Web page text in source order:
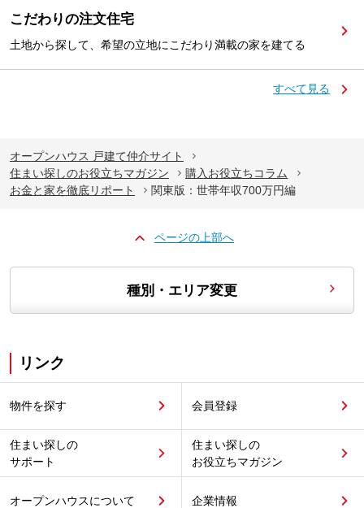
こだわりの注文住宅
土地から探して、希望の立地にこだわり満載の家を建てる
すべて見る
オープンハウス 戸建て仲介サイト
住まい探しのお役立ちマガジン
購入お役立ちコラム
お金と家を徹底リポート
関東版：世帯年収700万円編
ページの上部へ
種別・エリア変更
リンク
物件を探す 会員登録
住まい探しの
サポート
住まい探しの
お役立ちマガジン
オープンハウスについて 企業情報